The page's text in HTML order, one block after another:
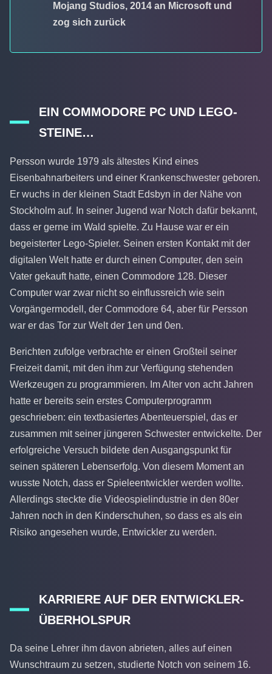
Mojang Studios, 2014 an Microsoft und
zog sich zurück
EIN COMMODORE PC UND LEGO-
STEINE…
Persson wurde 1979 als ältestes Kind eines
Eisenbahnarbeiters und einer Krankenschwester geboren.
Er wuchs in der kleinen Stadt Edsbyn in der Nähe von
Stockholm auf. In seiner Jugend war Notch dafür bekannt,
dass er gerne im Wald spielte. Zu Hause war er ein
begeisterter Lego-Spieler. Seinen ersten Kontakt mit der
digitalen Welt hatte er durch einen Computer, den sein
Vater gekauft hatte, einen Commodore 128. Dieser
Computer war zwar nicht so einflussreich wie sein
Vorgängermodell, der Commodore 64, aber für Persson
war er das Tor zur Welt der 1en und 0en.
Berichten zufolge verbrachte er einen Großteil seiner
Freizeit damit, mit den ihm zur Verfügung stehenden
Werkzeugen zu programmieren. Im Alter von acht Jahren
hatte er bereits sein erstes Computerprogramm
geschrieben: ein textbasiertes Abenteuerspiel, das er
zusammen mit seiner jüngeren Schwester entwickelte. Der
erfolgreiche Versuch bildete den Ausgangspunkt für
seinen späteren Lebenserfolg. Von diesem Moment an
wusste Notch, dass er Spieleentwickler werden wollte.
Allerdings steckte die Videospielindustrie in den 80er
Jahren noch in den Kinderschuhen, so dass es als ein
Risiko angesehen wurde, Entwickler zu werden.
KARRIERE AUF DER ENTWICKLER-
ÜBERHOLSPUR
Da seine Lehrer ihm davon abrieten, alles auf einen
Wunschtraum zu setzen, studierte Notch von seinem 16.